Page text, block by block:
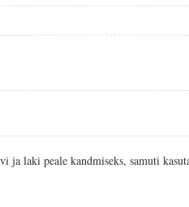
laki peale kandmiseks, samuti